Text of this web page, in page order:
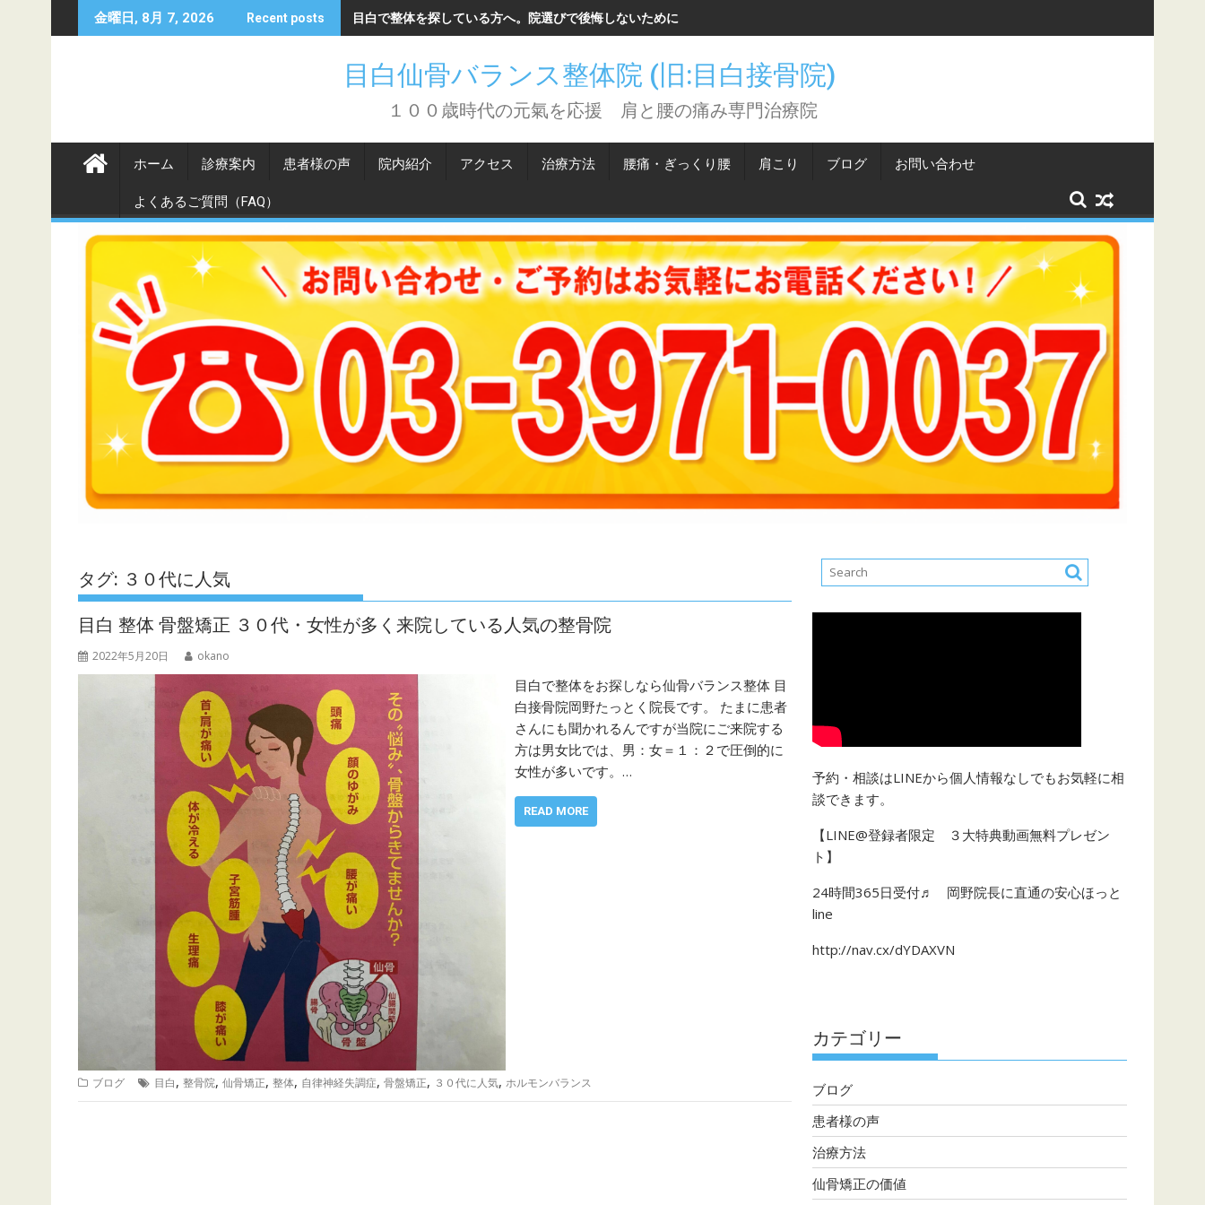
to
金曜日, 8月 7, 2026 Recent posts 目白で整体を探している方へ。院選びで後悔しないために知っておいてほしいこと。
目白仙骨バランス整体院 (旧:目白接骨院)
１００歳時代の元氣を応援 肩と腰の痛み専門治療院
ホーム 診療案内 患者様の声 院内紹介 アクセス 治療方法 腰痛・ぎっくり腰 肩こり ブログ お問い合わせ
よくあるご質問（FAQ）
タグ: ３０代に人気
目白 整体 骨盤矯正 ３０代・女性が多く来院している人気の整骨院
2022年5月20日 okano
目白で整体をお探しなら仙骨バランス整体 目
白接骨院岡野たっとく院長です。 たまに患者
さんにも聞かれるんですが当院にご来院する
方は男女比では、男：女＝１：２で圧倒的に
女性が多いです。…
READ MORE
ブログ 目白, 整骨院, 仙骨矯正, 整体, 自律神経失調症, 骨盤矯正, ３０代に人気, ホルモンバランス
予約・相談はLINEから個人情報なしでもお気軽に相
談できます。
【LINE@登録者限定 ３大特典動画無料プレゼン
ト】
24時間365日受付♬ 岡野院長に直通の安心ほっと
line
http://nav.cx/dYDAXVN
カテゴリー
ブログ
患者様の声
治療方法
仙骨矯正の価値